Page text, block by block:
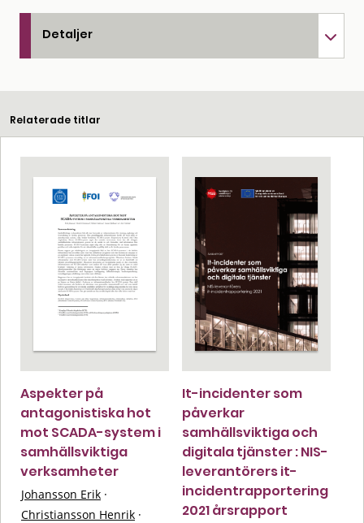
Detaljer
Relaterade titlar
Aspekter på
antagonistiska hot
mot SCADA-system i
samhällsviktiga
verksamheter
Johansson Erik ·
Christiansson Henrik ·
It-incidenter som
påverkar
samhällsviktiga och
digitala tjänster : NIS-
leverantörers it-
incidentrapportering
2021 årsrapport